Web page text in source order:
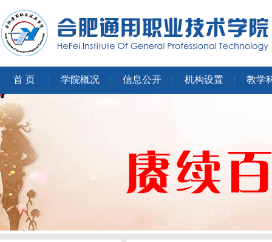
首 页 学院概况 信息公开 机构设置 教学